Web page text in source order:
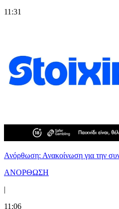
11:31
Ανόρθωση: Ανακοίνωση για την
ΑΝΟΡΘΩΣΗ
|
11:06